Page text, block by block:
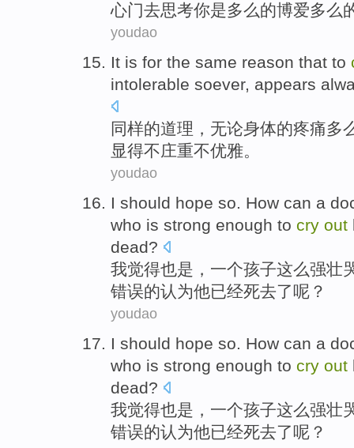
心门去思考你是多么的博爱多么
youdao
It is for the same reason that to
intolerable soever, appears
同样的道理， 无论身体的疼痛多
显得不庄重不优雅。
youdao
I should hope so. How can a
who is strong enough to cry out
dead?
我觉得也是， 一个孩子这么强壮
错误的认为他已经死去了呢？
youdao
I should hope so. How can a
who is strong enough to cry out
dead?
我觉得也是， 一个孩子这么强壮
错误的认为他已经死去了呢？